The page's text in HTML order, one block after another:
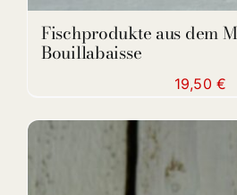
Fischprodukte aus dem
Bouillabaisse
19,50€